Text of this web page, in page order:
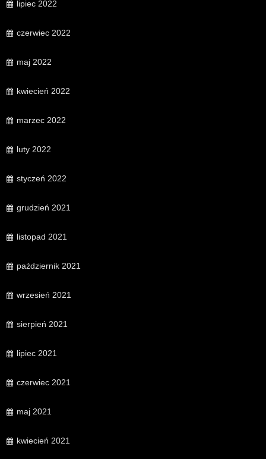
lipiec 2022
czerwiec 2022
maj 2022
kwiecień 2022
marzec 2022
luty 2022
styczeń 2022
grudzień 2021
listopad 2021
październik 2021
wrzesień 2021
sierpień 2021
lipiec 2021
czerwiec 2021
maj 2021
kwiecień 2021